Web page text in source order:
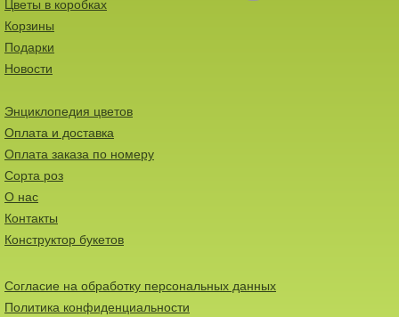
Цветы в коробках
Корзины
Подарки
Новости
Энциклопедия цветов
Оплата и доставка
Оплата заказа по номеру
Сорта роз
О нас
Контакты
Конструктор букетов
Согласие на обработку персональных данных
Политика конфиденциальности